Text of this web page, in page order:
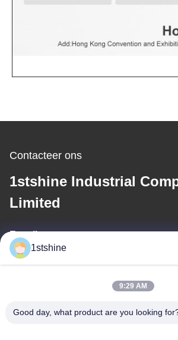
Contacteer ons
1stshine Industrial
Limited
E-mail
1stshine
9:29 AM
Good day, what product are you looking